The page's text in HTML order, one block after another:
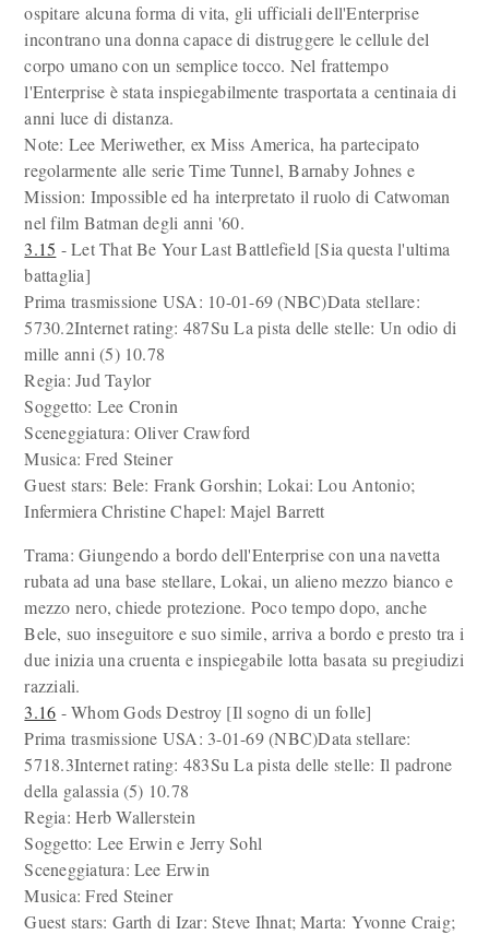
ospitare alcuna forma di vita, gli ufficiali dell'Enterprise
incontrano una donna capace di distruggere le cellule del
corpo umano con un semplice tocco. Nel frattempo
l'Enterprise è stata inspiegabilmente trasportata a centinaia di
anni luce di distanza.
Note: Lee Meriwether, ex Miss America, ha partecipato
regolarmente alle serie Time Tunnel, Barnaby Johnes e
Mission: Impossible ed ha interpretato il ruolo di Catwoman
nel film Batman degli anni '60.
3.15 - Let That Be Your Last Battlefield [Sia questa l'ultima
battaglia]
Prima trasmissione USA: 10-01-69 (NBC)Data stellare:
5730.2Internet rating: 487Su La pista delle stelle: Un odio di
mille anni (5) 10.78
Regia: Jud Taylor
Soggetto: Lee Cronin
Sceneggiatura: Oliver Crawford
Musica: Fred Steiner
Guest stars: Bele: Frank Gorshin; Lokai: Lou Antonio;
Infermiera Christine Chapel: Majel Barrett
Trama: Giungendo a bordo dell'Enterprise con una navetta
rubata ad una base stellare, Lokai, un alieno mezzo bianco e
mezzo nero, chiede protezione. Poco tempo dopo, anche
Bele, suo inseguitore e suo simile, arriva a bordo e presto tra i
due inizia una cruenta e inspiegabile lotta basata su pregiudizi
razziali.
3.16 - Whom Gods Destroy [Il sogno di un folle]
Prima trasmissione USA: 3-01-69 (NBC)Data stellare:
5718.3Internet rating: 483Su La pista delle stelle: Il padrone
della galassia (5) 10.78
Regia: Herb Wallerstein
Soggetto: Lee Erwin e Jerry Sohl
Sceneggiatura: Lee Erwin
Musica: Fred Steiner
Guest stars: Garth di Izar: Steve Ihnat; Marta: Yvonne Craig;